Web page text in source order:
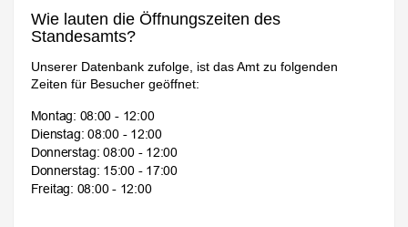
Wie lauten die Öffnungszeiten des
Standesamts?
Unserer Datenbank zufolge, ist das Amt zu folgenden
Zeiten für Besucher geöffnet: